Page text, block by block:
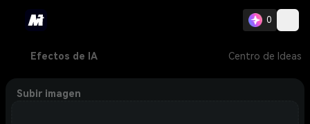
0
Efectos de IA Centro de Ideas
Subir imagen